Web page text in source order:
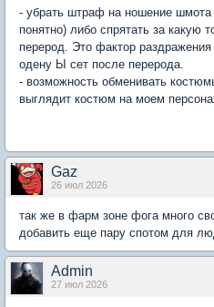
- убрать штраф на ношение шмота
понятно) либо спрятать за какую
перерод. Это фактор
одену Ы сет после перерода.
- возможность обменивать
выглядит костюм на моем
Gaz
26 июл 2026
так же в фарм зоне фога много
добавить еще пару спотом для
Admin
27 июл 2026